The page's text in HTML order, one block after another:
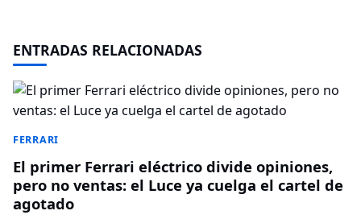
ENTRADAS RELACIONADAS
FERRARI
El primer Ferrari eléctrico divide opiniones,
pero no ventas: el Luce ya cuelga el cartel de
agotado